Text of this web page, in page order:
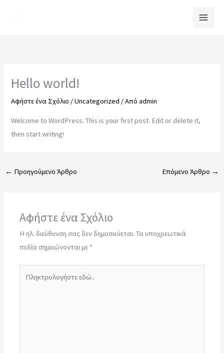
Hello world!
Αφήστε ένα Σχόλιο /Uncategorized / Απόadmin
Welcome to WordPress. This is your first post. Edit or delete it,
then start writing!
← Προηγούμενο Άρθρο Επόμενο Άρθρο →
Αφήστε ένα Σχόλιο
Η ηλ. διεύθυνση σας δεν δημοσιεύεται. Τα υποχρεωτικά
πεδία σημειώνονται με *